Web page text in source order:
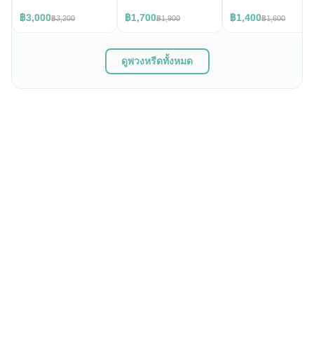
฿3,000฿3,200 ฿1,700฿1,900 ฿1,400฿1,600
ดูพวงหรีดทั้งหมด